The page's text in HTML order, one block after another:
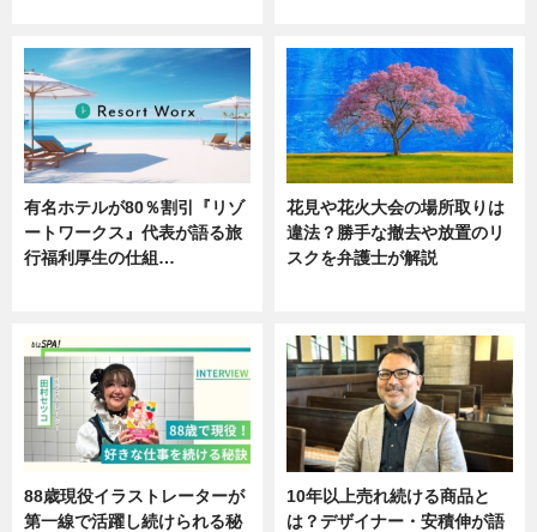
有名ホテルが80％割引『リゾ
ートワークス』代表が語る旅
行福利厚生の仕組…
花見や花火大会の場所取りは
違法？勝手な撤去や放置のリ
スクを弁護士が解説
88歳現役イラストレーターが
第一線で活躍し続けられる秘
10年以上売れ続ける商品と
は？デザイナー・安積伸が語